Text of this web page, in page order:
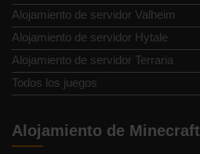
Alojamiento de servidor Valheim
Alojamiento de servidor Hytale
Alojamiento de servidor Terraria
Todos los juegos
Alojamiento de Minecraft